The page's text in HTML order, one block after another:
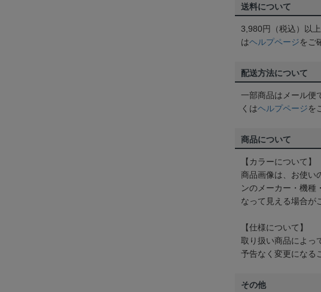
送料について
3,980円（税込）以
はヘルプページをご
配送方法について
一部商品はメール便
くはヘルプページを
商品について
【カラーについて】
商品画像は、お使い
ンのメーカー・機種
なって見える場合が
【仕様について】
取り扱い商品によっ
予告なく変更になる
その他